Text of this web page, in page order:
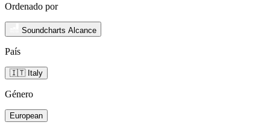
Ordenado por
Soundcharts Alcance
País
🇮🇹 Italy
Género
European